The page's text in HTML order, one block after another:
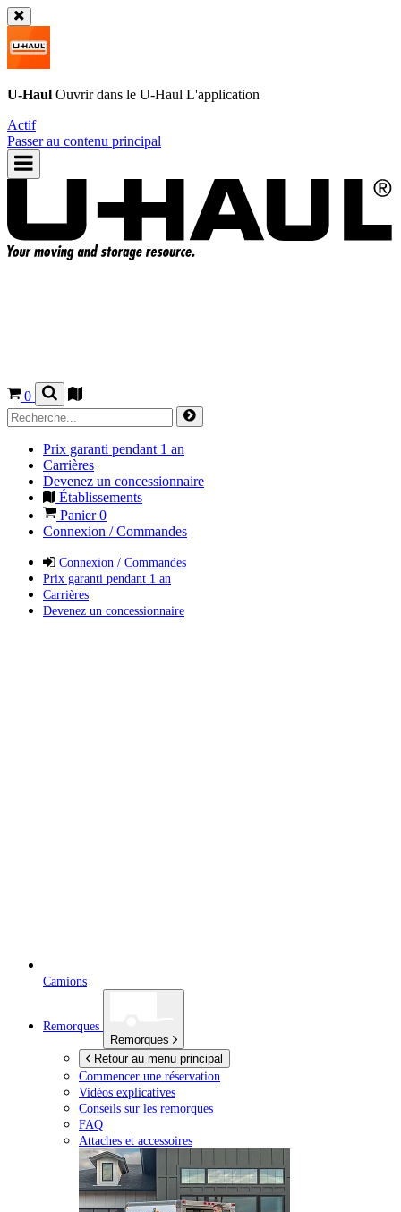
U-Haul Ouvrir dans le U-Haul L'application
Actif
Passer au contenu principal
0
Prix garanti pendant 1 an
Carrières
Devenez un concessionnaire
Établissements
Panier0
Connexion / Commandes
Connexion / Commandes
Prix garanti pendant 1 an
Carrières
Devenez un concessionnaire
Camions
Remorques
Remorques
Retour au menu principal
Commencer une réservation
Vidéos explicatives
Conseils sur les remorques
FAQ
Attaches et accessoires